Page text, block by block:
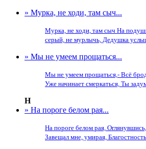
» Мурка, не ходи, там сыч...
Мурка, не ходи, там сыч На
серый, не мурлычь, Дедушка
» Мы не умеем прощаться...
Мы не умеем прощаться,- Всё
Уже начинает смеркаться, Ты
Н
» На пороге белом рая...
На пороге белом рая,
Завещал мне, умирая,